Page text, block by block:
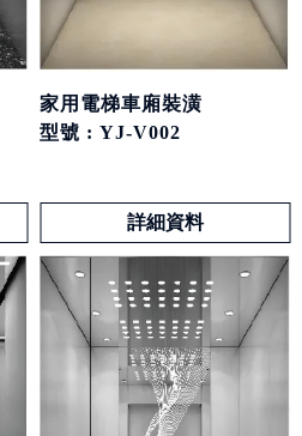
家用電梯車廂裝潢
型號 : YJ-V002
詳細資料